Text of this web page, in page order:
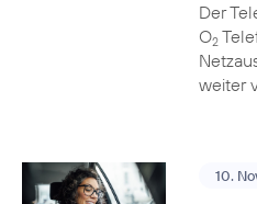
Der
O2
weiter
10.